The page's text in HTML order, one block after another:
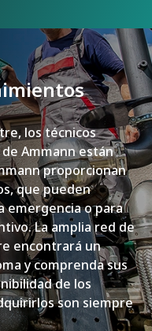
los técnicos
Ammann están
proporcionan
que pueden
emergencia o para
La amplia red de
encontrará un
y comprenda sus
de los
son siempre